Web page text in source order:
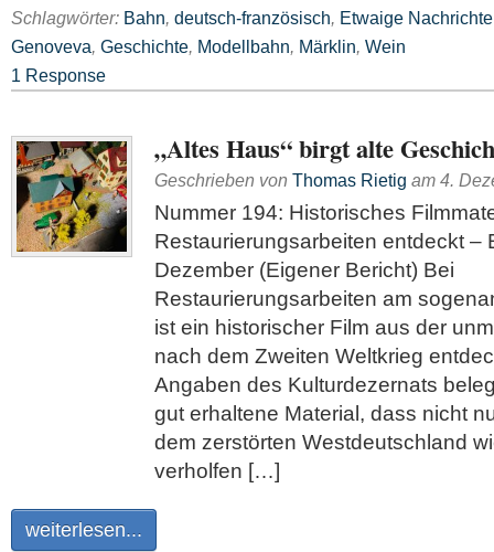
Schlagwörter: Bahn, deutsch-französisch, Etwaige
Genoveva, Geschichte, Modellbahn, Märklin, Wein
1 Response
„Altes Haus“ birgt alte
Geschrieben von Thomas Rietig am 4.
Nummer 194: Historisches
Restaurierungsarbeiten entdeckt –
Dezember (Eigener Bericht) Bei
Restaurierungsarbeiten am
ist ein historischer Film aus der
nach dem Zweiten Weltkrieg
Angaben des Kulturdezernats
gut erhaltene Material, dass nicht
dem zerstörten Westdeutschland
verholfen […]
weiterlesen...